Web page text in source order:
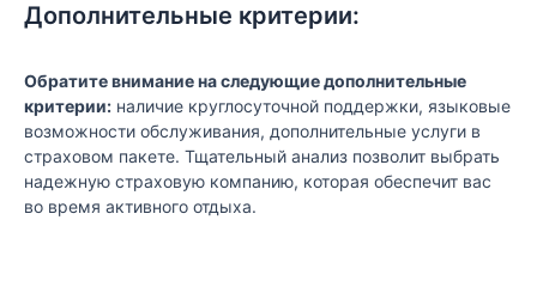
Дополнительные критерии:
Обратите внимание на следующие дополнительные
критерии: наличие круглосуточной поддержки, языковые
возможности обслуживания, дополнительные услуги в
страховом пакете. Тщательный анализ позволит выбрать
надежную страховую компанию, которая обеспечит вас
во время активного отдыха.